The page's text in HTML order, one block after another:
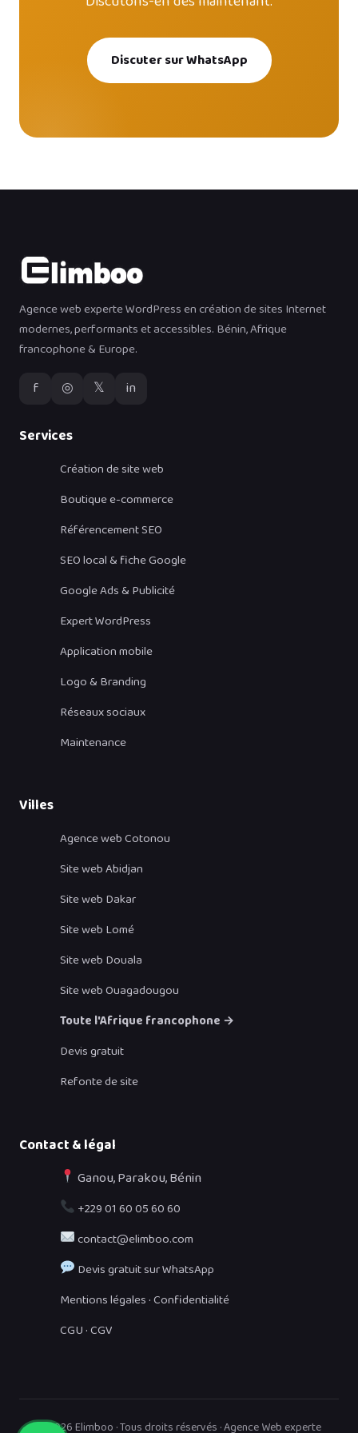
Discuter sur WhatsApp
Agence web experte WordPress en création de sites Internet
modernes, performants et accessibles. Bénin, Afrique
francophone & Europe.
f ◎ 𝕏 in
Services
Création de site web
Boutique e-commerce
Référencement SEO
SEO local & fiche Google
Google Ads & Publicité
Expert WordPress
Application mobile
Logo & Branding
Réseaux sociaux
Maintenance
Villes
Agence web Cotonou
Site web Abidjan
Site web Dakar
Site web Lomé
Site web Douala
Site web Ouagadougou
Toute l'Afrique francophone →
Devis gratuit
Refonte de site
Contact & légal
Ganou, Parakou, Bénin
+229 01 60 05 60 60
contact@elimboo.com
Devis gratuit sur WhatsApp
Mentions légales·Confidentialité
CGU·CGV
© 2026 Elimboo · Tous droits réservés · Agence Web experte